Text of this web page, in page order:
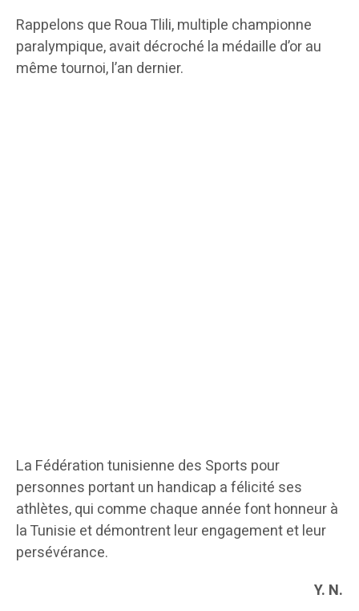
Rappelons que Roua Tlili, multiple championne
paralympique, avait décroché la médaille d’or au
même tournoi, l’an dernier.
La Fédération tunisienne des Sports pour
personnes portant un handicap a félicité ses
athlètes, qui comme chaque année font honneur à
la Tunisie et démontrent leur engagement et leur
persévérance.
Y. N.